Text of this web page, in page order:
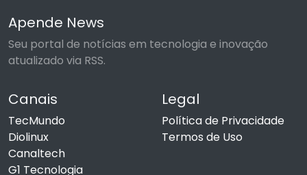
Apende News
Seu portal de notícias em tecnologia e inovação
atualizado via RSS.
Canais
TecMundo
Diolinux
Canaltech
G1 Tecnologia
Legal
Política de Privacidade
Termos de Uso